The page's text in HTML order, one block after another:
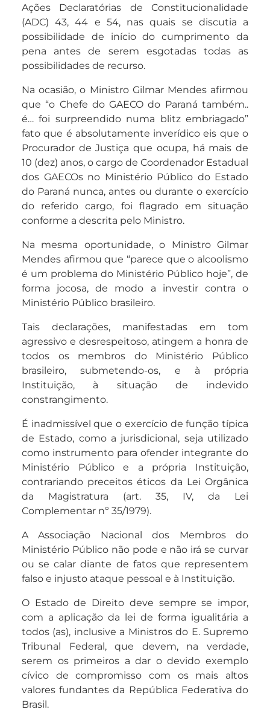
Ações Declaratórias de Constitucionalidade
(ADC) 43, 44 e 54, nas quais se discutia a
possibilidade de início do cumprimento da
pena antes de serem esgotadas todas as
possibilidades de recurso.
Na ocasião, o Ministro Gilmar Mendes afirmou
que “o Chefe do GAECO do Paraná também..
é… foi surpreendido numa blitz embriagado”
fato que é absolutamente inverídico eis que o
Procurador de Justiça que ocupa, há mais de
10 (dez) anos, o cargo de Coordenador Estadual
dos GAECOs no Ministério Público do Estado
do Paraná nunca, antes ou durante o exercício
do referido cargo, foi flagrado em situação
conforme a descrita pelo Ministro.
Na mesma oportunidade, o Ministro Gilmar
Mendes afirmou que “parece que o alcoolismo
é um problema do Ministério Público hoje”, de
forma jocosa, de modo a investir contra o
Ministério Público brasileiro.
Tais declarações, manifestadas em tom
agressivo e desrespeitoso, atingem a honra de
todos os membros do Ministério Público
brasileiro, submetendo-os, e à própria
Instituição, à situação de indevido
constrangimento.
É inadmissível que o exercício de função típica
de Estado, como a jurisdicional, seja utilizado
como instrumento para ofender integrante do
Ministério Público e a própria Instituição,
contrariando preceitos éticos da Lei Orgânica
da Magistratura (art. 35, IV, da Lei
Complementar nº 35/1979).
A Associação Nacional dos Membros do
Ministério Público não pode e não irá se curvar
ou se calar diante de fatos que representem
falso e injusto ataque pessoal e à Instituição.
O Estado de Direito deve sempre se impor,
com a aplicação da lei de forma igualitária a
todos (as), inclusive a Ministros do E. Supremo
Tribunal Federal, que devem, na verdade,
serem os primeiros a dar o devido exemplo
cívico de compromisso com os mais altos
valores fundantes da República Federativa do
Brasil.